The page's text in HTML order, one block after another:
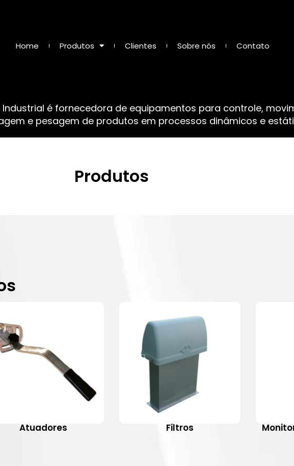
Home Produtos Clientes Sobre nós Contato
é fornecedora de equipamentos para controle,
e pesagem de produtos em processos dinâmicos e
Produtos
Atuadores Filtros